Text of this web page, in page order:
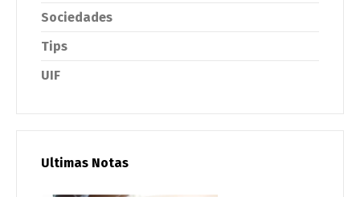
Sociedades
Tips
UIF
Ultimas Notas